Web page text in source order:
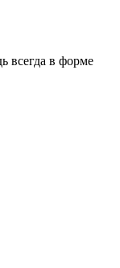
всегда в форме